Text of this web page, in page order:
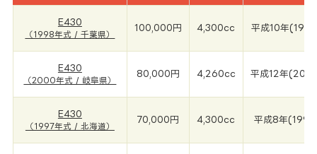
E430
（1998年式 / 千葉県）
100,000円 4,300cc 平成10年
E430
（2000年式 / 岐阜県）
80,000円 4,260cc 平成12年
E430
（1997年式 / 北海道）
70,000円 4,300cc 平成8年(1997